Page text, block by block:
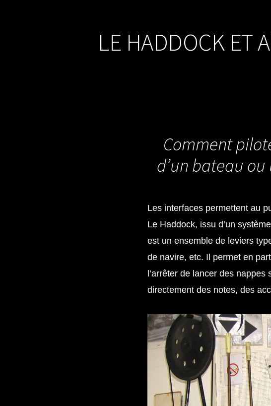
LE HADDOCK ET
Comment
d’un bateau
Les interfaces permettent au
Le Haddock, issu d’un
est un ensemble de leviers
de navire, etc. Il permet en
l’arrêter de lancer des
directement des notes, des